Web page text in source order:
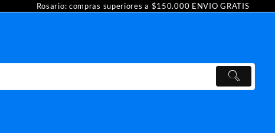
Rosario: compras superiores a $150.000 ENVIO GRATIS